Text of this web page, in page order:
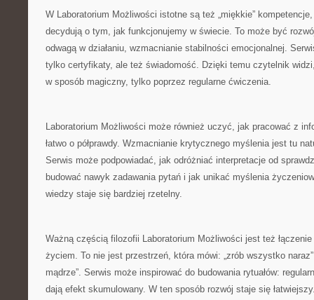
W Laboratorium Możliwości istotne są też „miękkie”
decydują o tym, jak funkcjonujemy w świecie. To może być
odwagą w działaniu, wzmacnianie stabilności emocjonalnej.
tylko certyfikaty, ale też świadomość. Dzięki temu czytelnik
w sposób magiczny, tylko poprzez regularne ćwiczenia.
Laboratorium Możliwości może również uczyć, jak pracować z
łatwo o półprawdy. Wzmacnianie krytycznego myślenia jest tu
Serwis może podpowiadać, jak odróżniać interpretacje od
budować nawyk zadawania pytań i jak unikać myślenia
wiedzy staje się bardziej rzetelny.
Ważną częścią filozofii Laboratorium Możliwości jest też
życiem. To nie jest przestrzeń, która mówi: „zrób wszystko
mądrze”. Serwis może inspirować do budowania rytuałów:
dają efekt skumulowany. W ten sposób rozwój staje się